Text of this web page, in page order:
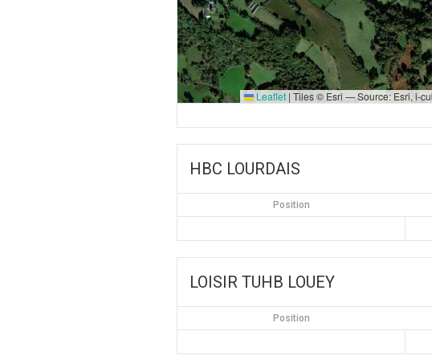
Leaflet | Tiles © Esri — Source: Esri, i-
HBC LOURDAIS
Position
LOISIR TUHB LOUEY
Position